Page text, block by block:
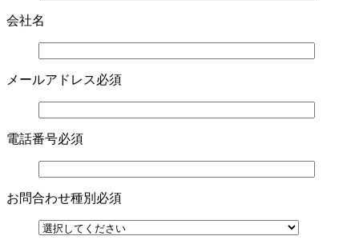
会社名
メールアドレス必須
電話番号必須
お問合わせ種別 必須